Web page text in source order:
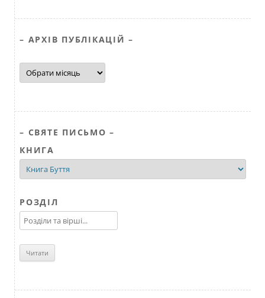
– АРХІВ ПУБЛІКАЦІЙ –
–
АРХІВ
ПУБЛІКАЦІЙ
– СВЯТЕ ПИСЬМО –
КНИГА
РОЗДІЛ